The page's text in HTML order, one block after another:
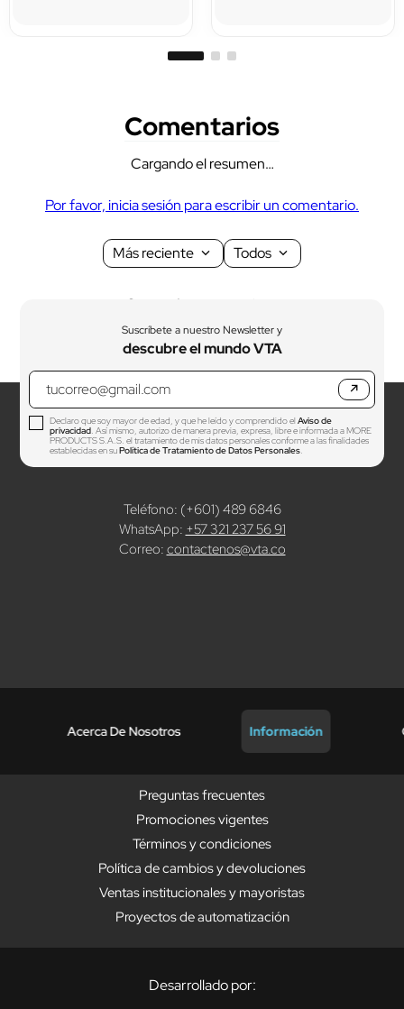
Comentarios
Cargando el resumen…
Por favor, inicia sesión para escribir un comentario.
Más reciente Todos
Cargando comentarios…
Suscríbete a nuestro Newsletter y
descubre el mundo VTA
↗
Declaro que soy mayor de edad, y que he leído y comprendido elAviso de
privacidad. Así mismo, autorizo de manera previa, expresa, libre e informada a MORE
PRODUCTS S.A.S. el tratamiento de mis datos personales conforme a las finalidades
establecidas en suPolítica de Tratamiento de Datos Personales.
Teléfono: (+601) 489 6846
WhatsApp: +57 321 237 56 91
Correo: contactenos@vta.co
Acerca De Nosotros Información
Preguntas frecuentes
Promociones vigentes
Términos y condiciones
Política de cambios y devoluciones
Ventas institucionales y mayoristas
Proyectos de automatización
Desarrollado por: